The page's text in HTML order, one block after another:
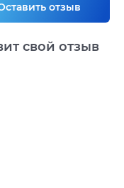
отзыв
свой отзыв